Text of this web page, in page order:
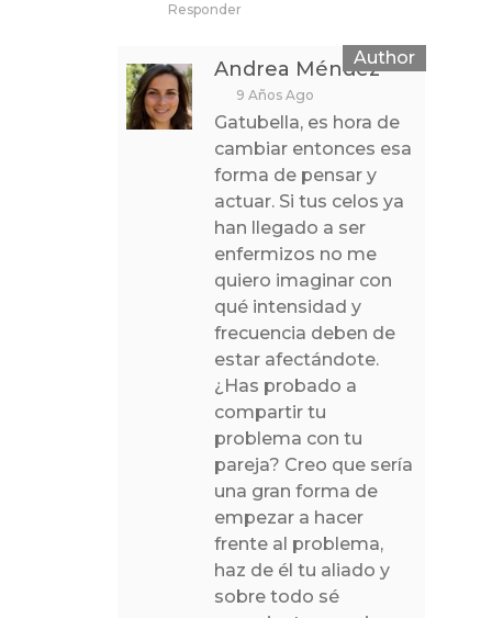
Responder
Andrea Méndez
9 Años Ago
Gatubella, es hora de
cambiar entonces esa
forma de pensar y
actuar. Si tus celos ya
han llegado a ser
enfermizos no me
quiero imaginar con
qué intensidad y
frecuencia deben de
estar afectándote.
¿Has probado a
compartir tu
problema con tu
pareja? Creo que sería
una gran forma de
empezar a hacer
frente al problema,
haz de él tu aliado y
sobre todo sé